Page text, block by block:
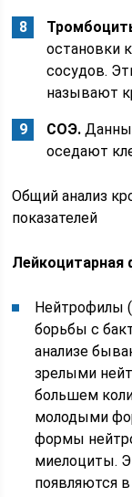
остановки
сосудов.
называют
СОЭ.
оседают
Общий анализ
показателей
Лейкоцитарная
Нейтрофилы
борьбы с
анализе
зрелыми
большем
молодыми
формы
миелоциты.
появляются в